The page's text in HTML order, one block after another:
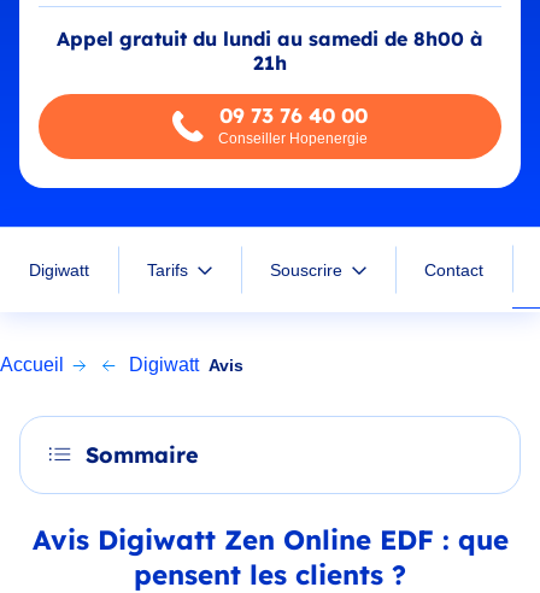
Appel gratuit du lundi au samedi de 8h00 à
21h
09 73 76 40 00
Conseiller Hopenergie
Digiwatt Tarifs Souscrire Contact
Accueil Digiwatt Avis
Sommaire
Avis Digiwatt Zen Online EDF : que
pensent les clients ?